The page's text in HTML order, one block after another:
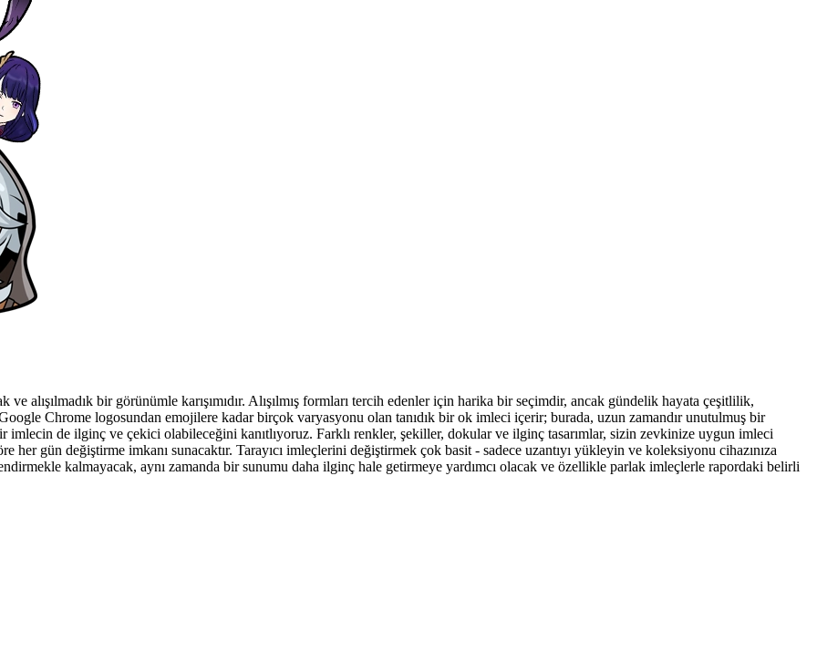
alışılmadık bir görünümle karışımıdır. Alışılmış formları tercih edenler için harika bir seçimdir, ancak gündelik hayata çeşitlilik,
Chrome logosundan emojilere kadar birçok varyasyonu olan tanıdık bir ok imleci içerir; burada, uzun zamandır unutulmuş bir
de ilginç ve çekici olabileceğini kanıtlıyoruz. Farklı renkler, şekiller, dokular ve ilginç tasarımlar, sizin zevkinize uygun imleci
gün değiştirme imkanı sunacaktır. Tarayıcı imleçlerini değiştirmek çok basit - sadece uzantıyı yükleyin ve koleksiyonu cihazınıza
kalmayacak, aynı zamanda bir sunumu daha ilginç hale getirmeye yardımcı olacak ve özellikle parlak imleçlerle rapordaki belirli